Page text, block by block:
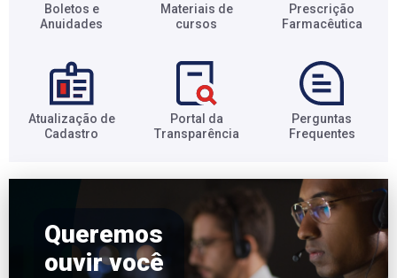
Boletos e
Anuidades​
Materiais de
cursos​
Prescrição
Farmacêutica​
Atualização de
Cadastro​
Portal da
Transparência​
Perguntas
Frequentes​
Queremos
ouvir você